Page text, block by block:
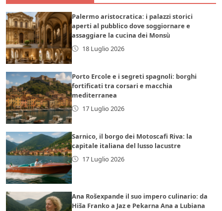
Palermo aristocratica: i palazzi storici
aperti al pubblico dove soggiornare e
assaggiare la cucina dei Monsù
18 Luglio 2026
Porto Ercole e i segreti spagnoli: borghi
fortificati tra corsari e macchia
mediterranea
17 Luglio 2026
Sarnico, il borgo dei Motoscafi Riva: la
capitale italiana del lusso lacustre
17 Luglio 2026
Ana Rošexpande il suo impero culinario: da
Hiša Franko a Jaz e Pekarna Ana a Lubiana